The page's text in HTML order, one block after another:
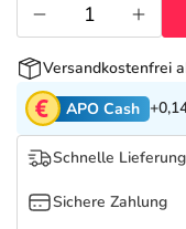
Tierapotheke
Vitamine &
Marken
Salus Deals
Versandkostenfrei
APO Cash
Schnelle Lieferung
Sichere Zahlung